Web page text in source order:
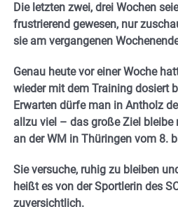
Die letzten zwei, drei Wochen
frustrierend gewesen, nur
sie am vergangenen
Genau heute vor einer Woche
wieder mit dem Training dosiert
Erwarten dürfe man in Antholz
allzu viel – das große Ziel bleibe
an der WM in Thüringen vom 8.
Sie versuche, ruhig zu bleiben
heißt es von der Sportlerin des
zuversichtlich.